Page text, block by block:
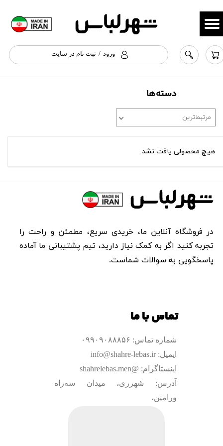
ورود / ثبت نام در سایت
حساب کاربری من
تغییر گذر واژه
سفارشات
خروج از حساب کاربری
دسته‌ها
مرتبط‌ترین
هیچ محصولی یافت نشد.
تماس با ما
شماره تماس: ۰۹۹۰۹۰۸۸۸۵۶
ایمیل: info@shahre-lebas.ir
اینستاگرام: @shahrelebas.men
آدرس: شهرری، میدان سه‌راه
ورامین،
در فروشگاه آنلاین ما، خریدی سریع، مطمئن و راحت را
تجربه کنید اگر به کمک نیاز دارید، تیم پشتیبانی ما آماده
پاسخگویی به سوالات شماست.​​​​​​​